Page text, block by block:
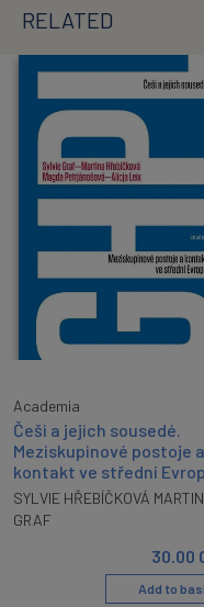
RELATED
Academia
Češi a jejich sousedé.
Meziskupinové postoje a
kontakt ve střední
SYLVIE HŘEBÍČKOVÁ
GRAF
30.00
Add to